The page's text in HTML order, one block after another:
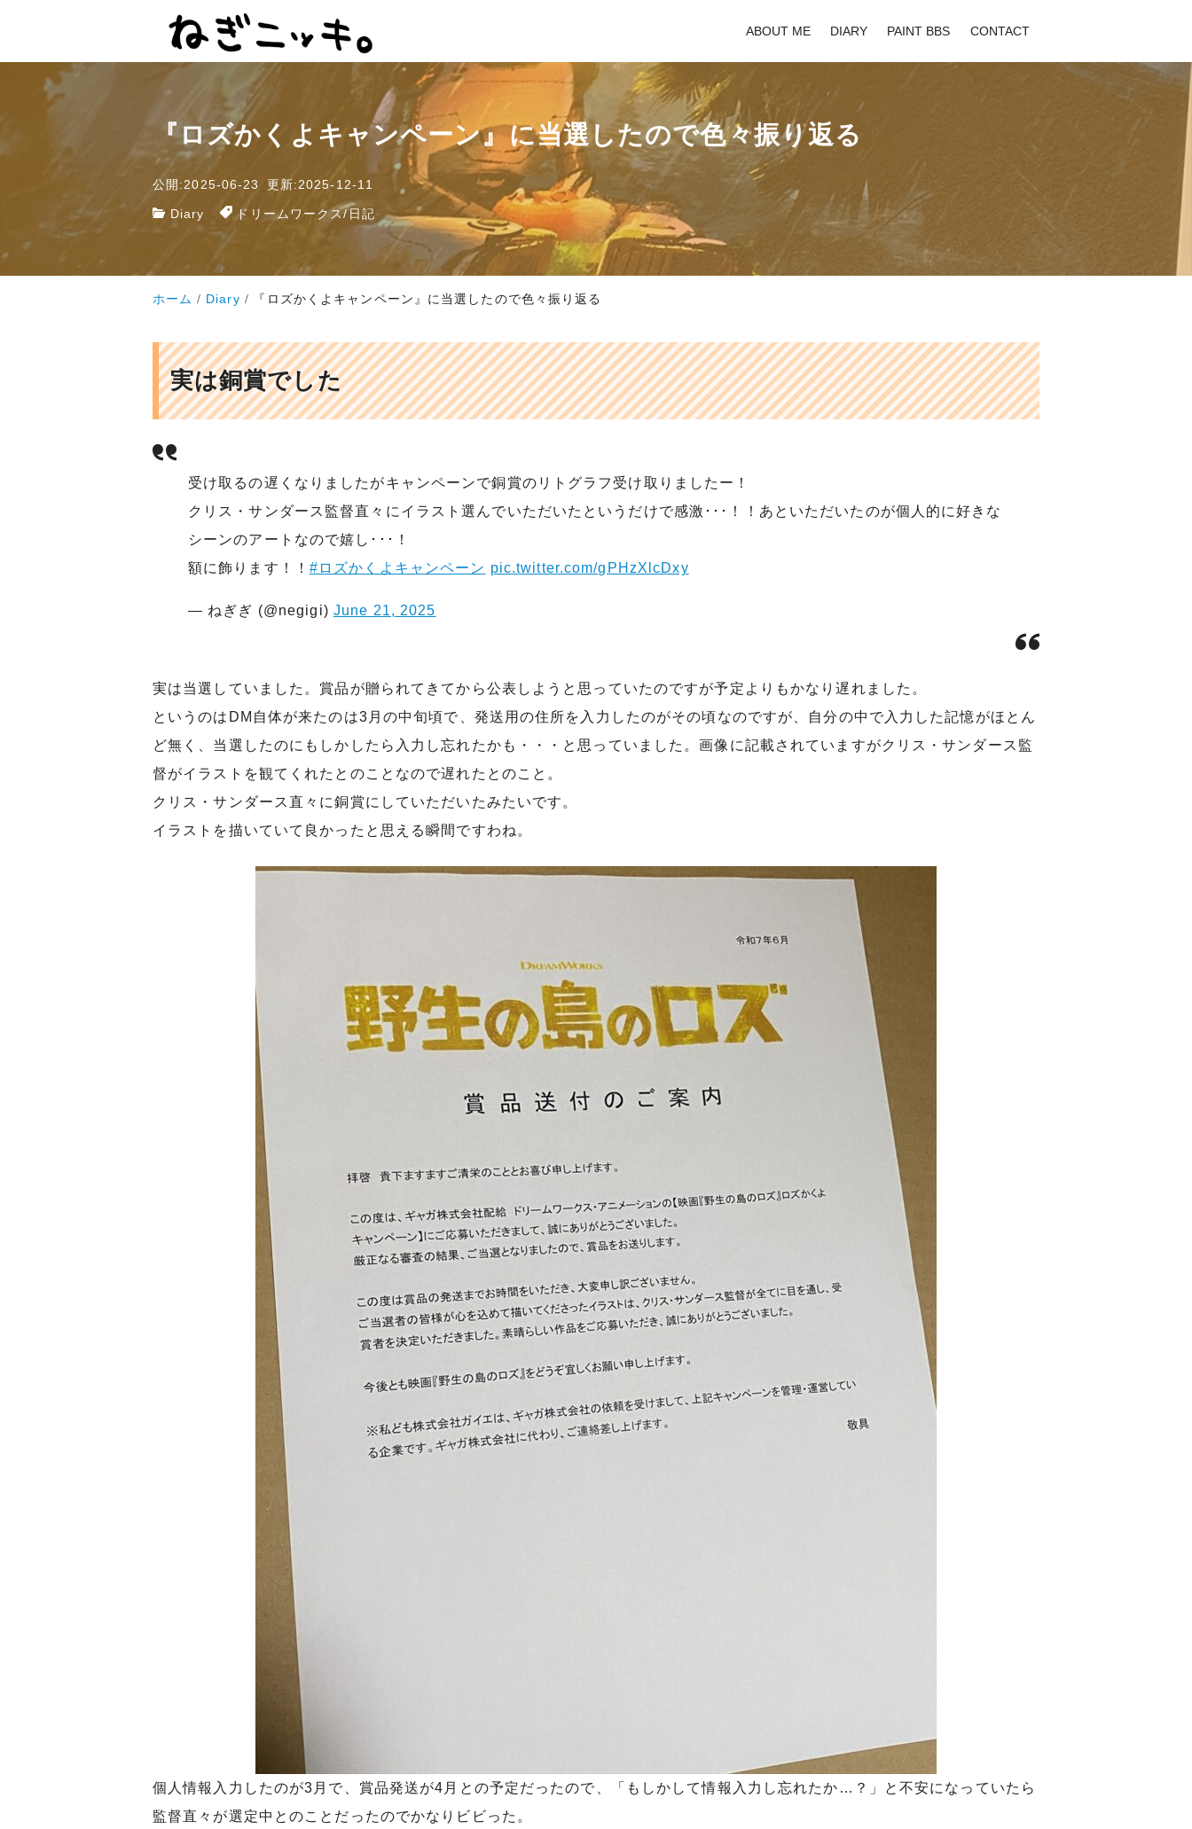
ABOUT ME DIARY PAINT BBS CONTACT
『ロズかくよキャンペーン』に当選したので色々振り返る
公開:2025-06-23 更新:2025-12-11
Diary ドリームワークス/日記
ホーム Diary 『ロズかくよキャンペーン』に当選したので色々振り返る
実は銅賞でした
受け取るの遅くなりましたがキャンペーンで銅賞のリトグラフ受け取りましたー！
クリス・サンダース監督直々にイラスト選んでいただいたというだけで感激･･･！！あといただいたのが個人的に好きな
シーンのアートなので嬉し･･･！
額に飾ります！！ #ロズかくよキャンペーン pic.twitter.com/gPHzXlcDxy
— ねぎぎ (@negigi) June 21, 2025
実は当選していました。賞品が贈られてきてから公表しようと思っていたのですが予定よりもかなり遅れました。
というのはDM自体が来たのは3月の中旬頃で、発送用の住所を入力したのがその頃なのですが、自分の中で入力した記憶がほとん
ど無く、当選したのにもしかしたら入力し忘れたかも・・・と思っていました。画像に記載されていますがクリス・サンダース監
督がイラストを観てくれたとのことなので遅れたとのこと。
クリス・サンダース直々に銅賞にしていただいたみたいです。
イラストを描いていて良かったと思える瞬間ですわね。
個人情報入力したのが3月で、賞品発送が4月との予定だったので、「もしかして情報入力し忘れたか…？」と不安になっていたら
監督直々が選定中とのことだったのでかなりビビった。